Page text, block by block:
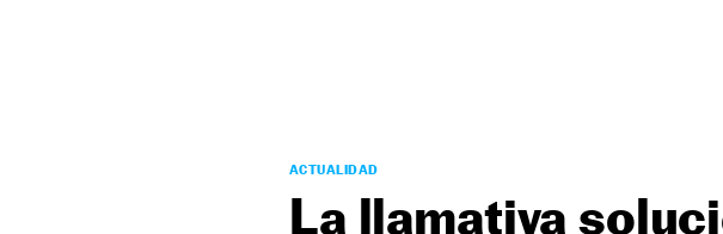
ACTUALIDAD
La llamativa